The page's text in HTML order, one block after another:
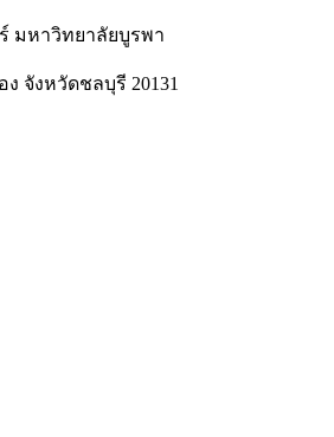
มหาวิทยาลัยบูรพา
จังหวัดชลบุรี 20131